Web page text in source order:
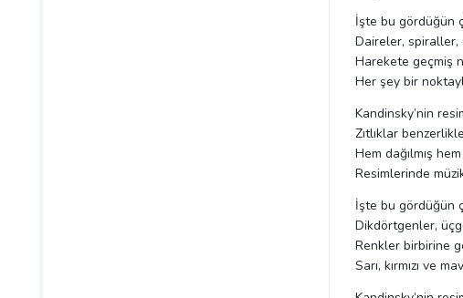
İşte bu gördüğün
Daireler, spiraller,
Harekete geçmiş
Her şey bir
Kandinsky’nin
Zıtlıklar
Hem dağılmış
Resimlerinde
İşte bu gördüğün
Dikdörtgenler,
Renkler birbirine
Sarı, kırmızı ve